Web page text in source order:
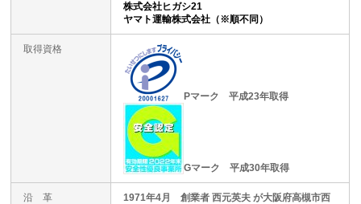
株式会社ヒガシ21
ヤマト運輸株式会社（※順不同）
取得資格
Pマーク 平成23年取得
Gマーク 平成30年取得
沿 革
1971年4月 創業者 西元英夫 が大阪府高槻市西